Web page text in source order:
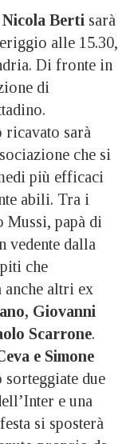
Nicola Berti sarà
alle 15.30,
Di fronte in
di
ricavato sarà
che si
più efficaci
abili. Tra i
papà di
vedente dalla
che
altri ex
Giovanni
Scarrone.
e Simone
due
e una
si sposterà